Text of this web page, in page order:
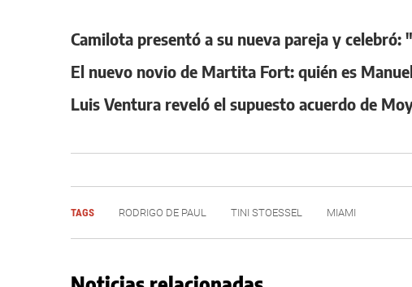
Camilota presentó a su nueva pareja y celebró:
El nuevo novio de Martita Fort: quién es
Luis Ventura reveló el supuesto acuerdo de
TAGS RODRIGO DE PAUL TINI STOESSEL MIAMI